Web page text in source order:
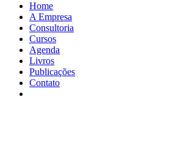
Home
A Empresa
Consultoria
Cursos
Agenda
Livros
Publicações
Contato